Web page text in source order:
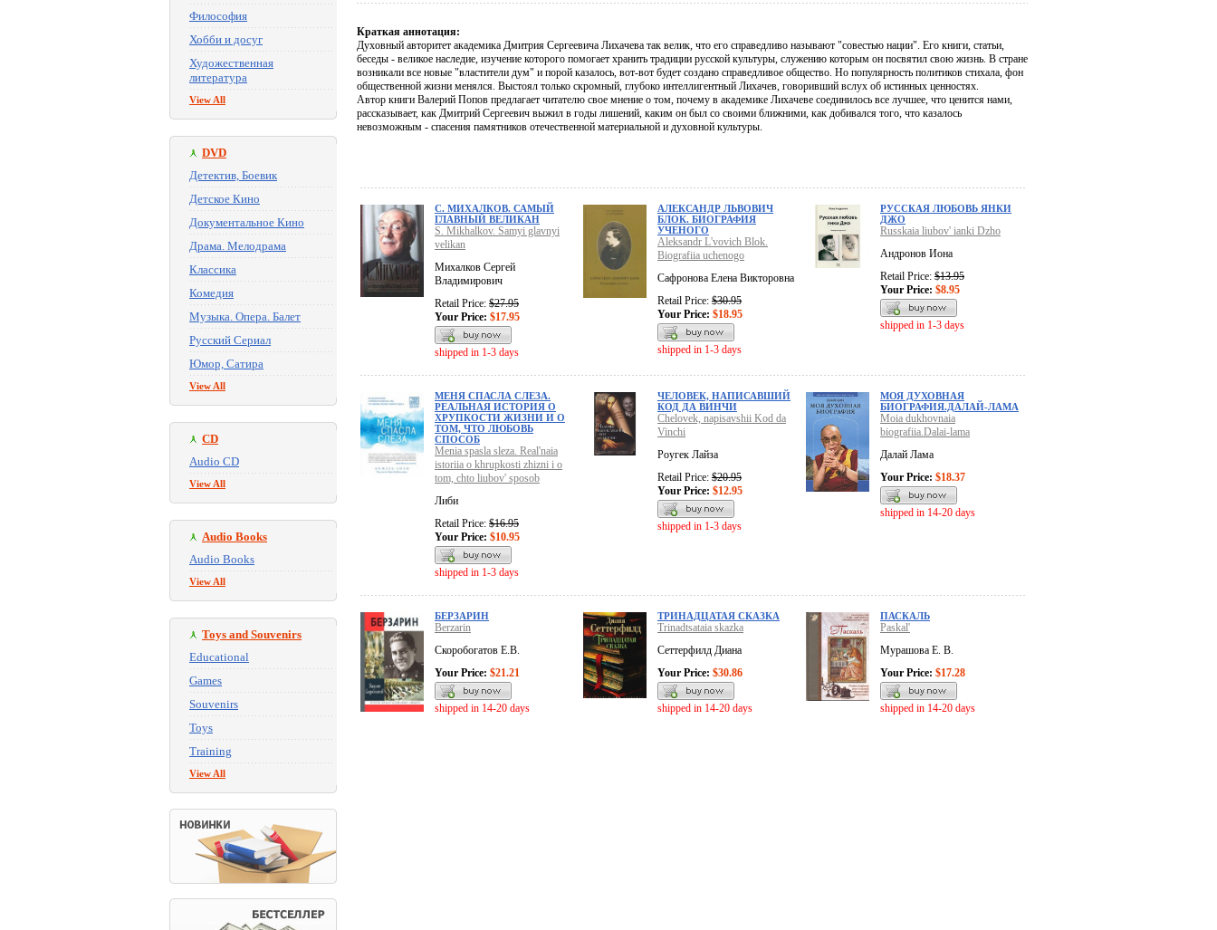
Философия
Хобби и досуг
Художественная
литература
View All
DVD
Детектив, Боевик
Детское Кино
Документальное Кино
Драма. Мелодрама
Классика
Комедия
Музыка. Опера. Балет
Русский Сериал
Юмор, Сатира
View All
CD
Audio CD
View All
Audio Books
Audio Books
View All
Toys and Souvenirs
Educational
Games
Souvenirs
Toys
Training
View All
Краткая аннотация:
Духовный авторитет академика Дмитрия Сергеевича Лихачева так велик, что его справедливо называют "совестью нации". Его книги, статьи,
беседы - великое наследие, изучение которого помогает хранить традиции русской культуры, служению которым он посвятил свою жизнь. В стране
возникали все новые "властители дум" и порой казалось, вот-вот будет создано справедливое общество. Но популярность политиков стихала, фон
общественной жизни менялся. Выстоял только скромный, глубоко интеллигентный Лихачев, говоривший вслух об истинных ценностях.
Автор книги Валерий Попов предлагает читателю свое мнение о том, почему в академике Лихачеве соединилось все лучшее, что ценится нами,
рассказывает, как Дмитрий Сергеевич выжил в годы лишений, каким он был со своими ближними, как добивался того, что казалось
невозможным - спасения памятников отечественной материальной и духовной культуры.
С. МИХАЛКОВ. САМЫЙ
ГЛАВНЫЙ ВЕЛИКАН
S. Mikhalkov. Samyi glavnyi
velikan
Михалков Сергей
Владимирович
Retail Price: $27.95
Your Price: $17.95
shipped in 1-3 days
АЛЕКСАНДР ЛЬВОВИЧ
БЛОК. БИОГРАФИЯ
УЧЕНОГО
Aleksandr L'vovich Blok.
Biografiia uchenogo
Сафронова Елена Викторовна
Retail Price: $30.95
Your Price: $18.95
shipped in 1-3 days
РУССКАЯ ЛЮБОВЬ ЯНКИ
ДЖО
Russkaia liubov' ianki Dzho
Андронов Иона
Retail Price: $13.95
Your Price: $8.95
shipped in 1-3 days
МЕНЯ СПАСЛА СЛЕЗА.
РЕАЛЬНАЯ ИСТОРИЯ О
ХРУПКОСТИ ЖИЗНИ И О
ТОМ, ЧТО ЛЮБОВЬ
СПОСОБ
Menia spasla sleza. Real'naia
istoriia o khrupkosti zhizni i o
tom, chto liubov' sposob
Либи
Retail Price: $16.95
Your Price: $10.95
shipped in 1-3 days
ЧЕЛОВЕК, НАПИСАВШИЙ
КОД ДА ВИНЧИ
Chelovek, napisavshii Kod da
Vinchi
Роугек Лайза
Retail Price: $20.95
Your Price: $12.95
shipped in 1-3 days
МОЯ ДУХОВНАЯ
БИОГРАФИЯ.ДАЛАЙ-ЛАМА
Moia dukhovnaia
biografiia.Dalai-lama
Далай Лама
Your Price: $18.37
shipped in 14-20 days
БЕРЗАРИН
Berzarin
Скоробогатов Е.В.
Your Price: $21.21
shipped in 14-20 days
ТРИНАДЦАТАЯ СКАЗКА
Trinadtsataia skazka
Сеттерфилд Диана
Your Price: $30.86
shipped in 14-20 days
ПАСКАЛЬ
Paskal'
Мурашова Е. В.
Your Price: $17.28
shipped in 14-20 days